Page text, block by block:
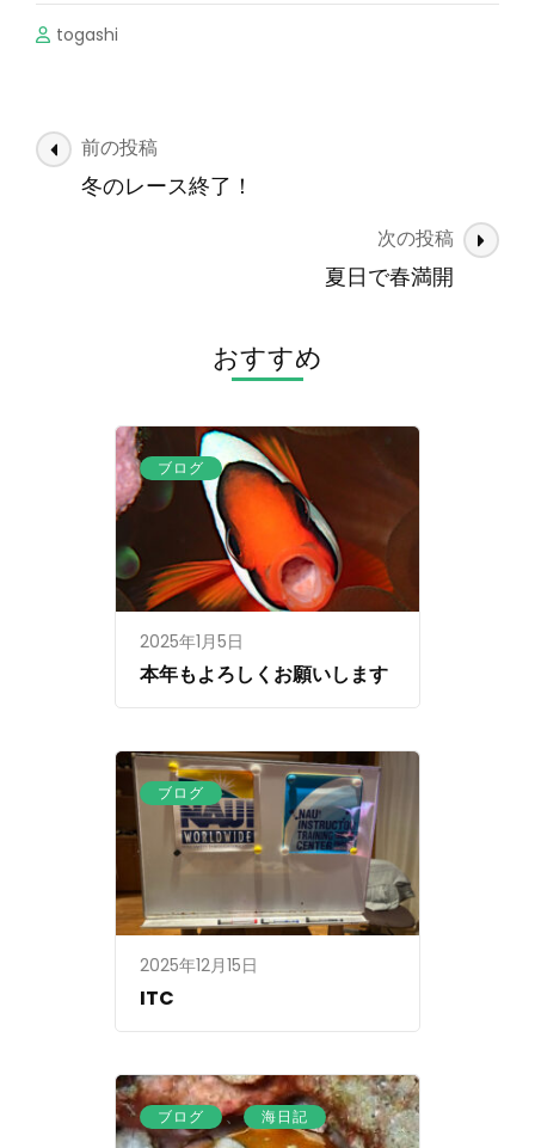
togashi
投
稿
前の投稿
冬のレース終了！
次の投稿
夏日で春満開
おすすめ
ブログ
2025年1月5日
本年もよろしくお願いします
ブログ
2025年12月15日
ITC
ブログ 、 海日記